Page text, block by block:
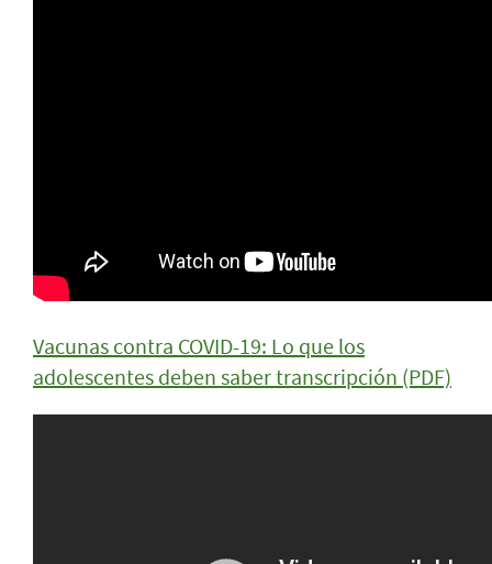
Vacunas contra COVID-19: Lo que los
adolescentes deben saber transcripción (PDF)